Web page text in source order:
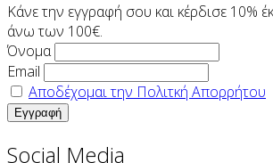
Κάνε την εγγραφή σου και κέρδισε 10%
άνω των 100€.
Όνομα
Email
Αποδέχομαι την Πολιτκή Απορρήτου
Social Media